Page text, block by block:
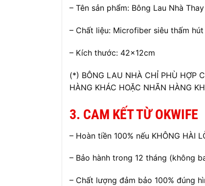
– Tên sản phẩm: Bông Lau Nhà
– Chất liệu: Microfiber siêu thấm hút
– Kích thước: 42x12cm
(*) BÔNG LAU NHÀ CHỈ PHÙ HỢP
HÀNG KHÁC HOẶC NHÃN HÀNG
3. CAM KẾT TỪ OKWIFE
– Hoàn tiền 100% nếu KHÔNG HÀI
– Bảo hành trong 12 tháng (không
– Chất lượng đảm bảo 100% đúng